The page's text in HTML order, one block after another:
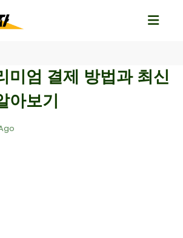
미엄 결제 방법과 최신
아보기